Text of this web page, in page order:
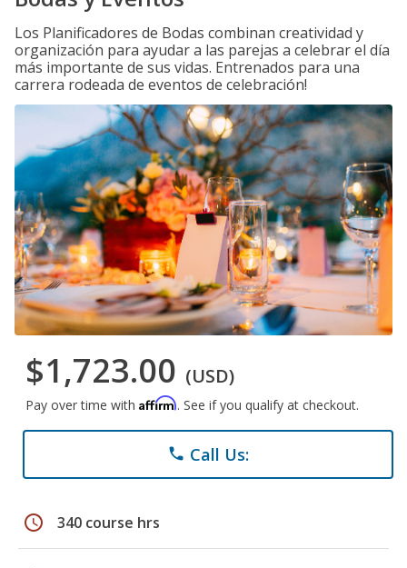
Los Planificadores de Bodas combinan creatividad y
organización para ayudar a las parejas a celebrar el día
más importante de sus vidas. Entrenados para una
carrera rodeada de eventos de celebración!
$1,723.00 (USD)
Pay over time with Affirm. See if you qualify at checkout.
phone Call Us:
schedule 340 course hrs